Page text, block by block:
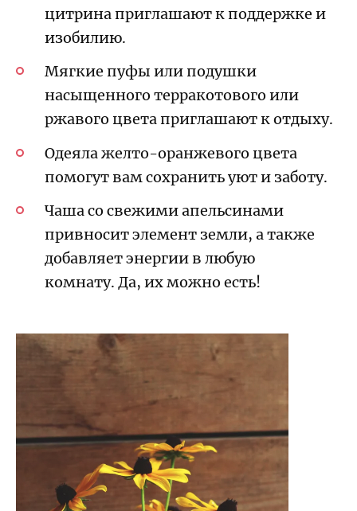
цитрина приглашают к поддержке и
изобилию.
Мягкие пуфы или подушки
насыщенного терракотового или
ржавого цвета приглашают к отдыху.
Одеяла желто-оранжевого цвета
помогут вам сохранить уют и заботу.
Чаша со свежими апельсинами
привносит элемент земли, а также
добавляет энергии в любую
комнату. Да, их можно есть!